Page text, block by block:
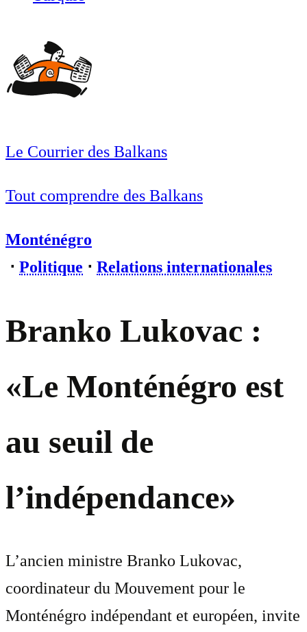
Le Courrier des Balkans
Tout comprendre des Balkans
Monténégro
⋅ Politique ⋅ Relations internationales
Branko Lukovac :
«Le Monténégro est
au seuil de
l’indépendance»
L’ancien ministre Branko Lukovac,
coordinateur du Mouvement pour le
Monténégro indépendant et européen, invite